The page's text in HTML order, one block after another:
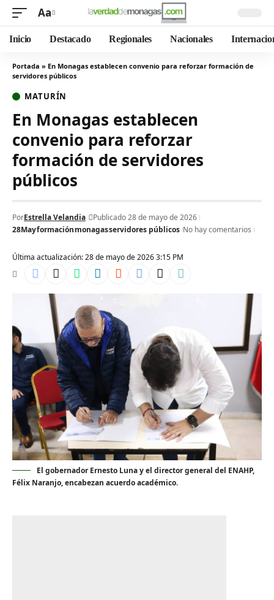
Aa
Inicio Destacado Regionales Nacionales
Portada » En Monagas establecen convenio para reforzar formación de
servidores públicos
MATURÍN
En Monagas establecen
convenio para reforzar
formación de servidores
públicos
Última actualización: 28 de mayo de 2026 3:15 PM
PorEstrella Velandia
Publicado 28 de mayo de 2026
28Mayformaciónmonagasservidores públicos No hay comentarios
El gobernador Ernesto Luna y el director general del ENAHP,
Félix Naranjo, encabezan acuerdo académico.